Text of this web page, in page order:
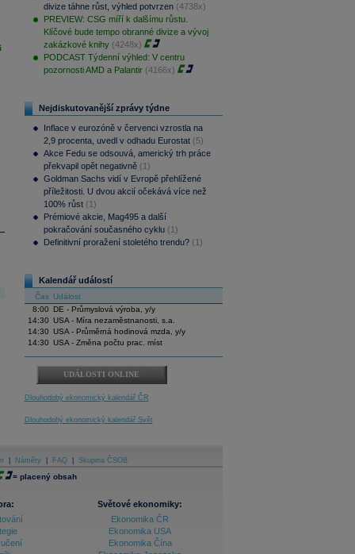
divize táhne růst, výhled potvrzen (4738x)
PREVIEW: CSG míří k dalšímu růstu.
Klíčové bude tempo obranné divize a vývoj
zakázkové knihy (4248x)
PODCAST Týdenní výhled: V centru
pozornosti AMD a Palantir (4166x)
Nejdiskutovanější zprávy týdne
Inflace v eurozóně v červenci vzrostla na
2,9 procenta, uvedl v odhadu Eurostat (5)
Akce Fedu se odsouvá, americký trh práce
překvapil opět negativně (1)
Goldman Sachs vidí v Evropě přehlížené
příležitosti. U dvou akcií očekává více než
100% růst (1)
Prémiové akcie, Mag495 a další
pokračování současného cyklu (1)
Definitivní proražení stoletého trendu? (1)
Kalendář událostí
Čas Událost
8:00
DE - Průmyslová výroba, y/y
14:30 USA - Míra nezaměstnanosti, s.a.
14:30 USA - Průměrná hodinová mzda, y/y
14:30 USA - Změna počtu prac. míst
UDÁLOSTI ONLINE
Dlouhodobý ekonomický kalendář ČR
Dlouhodobý ekonomický kalendář Svět
Náměty FAQ Skupina ČSOB
= placený obsah
Světové ekonomiky:
Ekonomika ČR
Ekonomika USA
Ekonomika Čína